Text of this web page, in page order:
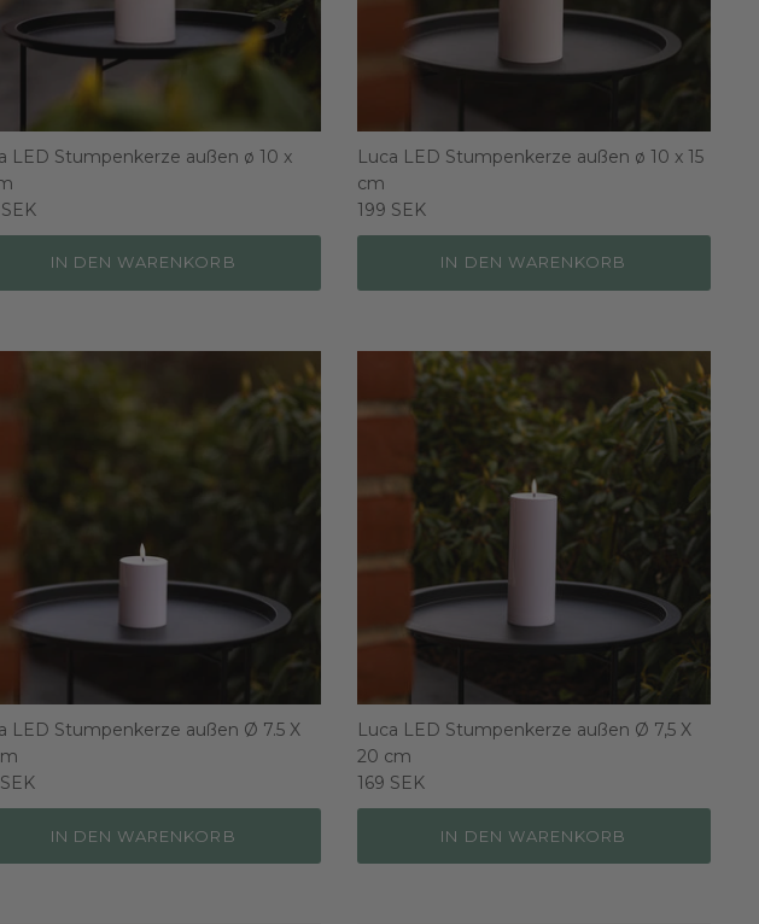
LED Stumpenkerze außen ø 10 x
IN DEN WARENKORB
Luca LED Stumpenkerze außen ø 10 x 15
cm
199 SEK
IN DEN WARENKORB
LED Stumpenkerze außen Ø 7.5 X
IN DEN WARENKORB
Luca LED Stumpenkerze außen Ø 7,5 X
20 cm
169 SEK
IN DEN WARENKORB